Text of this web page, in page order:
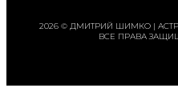
2026 © ДМИТРИЙ ШИМКО |
ВСЕ ПРАВА